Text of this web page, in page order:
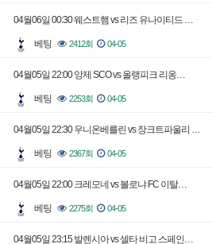
04월06일 00:30 웨스트햄 vs 리즈 유나이티드 …
베팅 2412회 04-05
04월05일 22:00 앙제 SCO vs 올랭피크 리옹…
베팅 2253회 04-05
04월05일 22:30 우니온베를린 vs 장크트파울리 …
베팅 2367회 04-05
04월05일 22:00 크레모네 vs 볼로냐 FC 이탈…
베팅 2275회 04-05
04월05일 23:15 발렌시아 vs 셀타 비고 스페인…